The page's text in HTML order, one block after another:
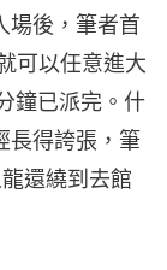
場後，筆者首
可以任意進大
鐘已派完。什
長得誇張，筆
還繞到去館